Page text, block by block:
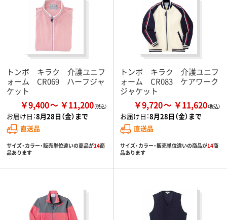
トンボ キラク 介護ユニフ
ォーム CR069 ハーフジャ
ケット
￥9,400 ￥11,200
お届け日：8月28日（金）まで
直送品
サイズ・カラー・販売単位違いの商品が14商
品あります
トンボ キラク 介護ユニフ
ォーム CR083 ケアワーク
ジャケット
￥9,720 ￥11,620
お届け日：8月28日（金）まで
直送品
サイズ・カラー・販売単位違いの商品が14商
品あります